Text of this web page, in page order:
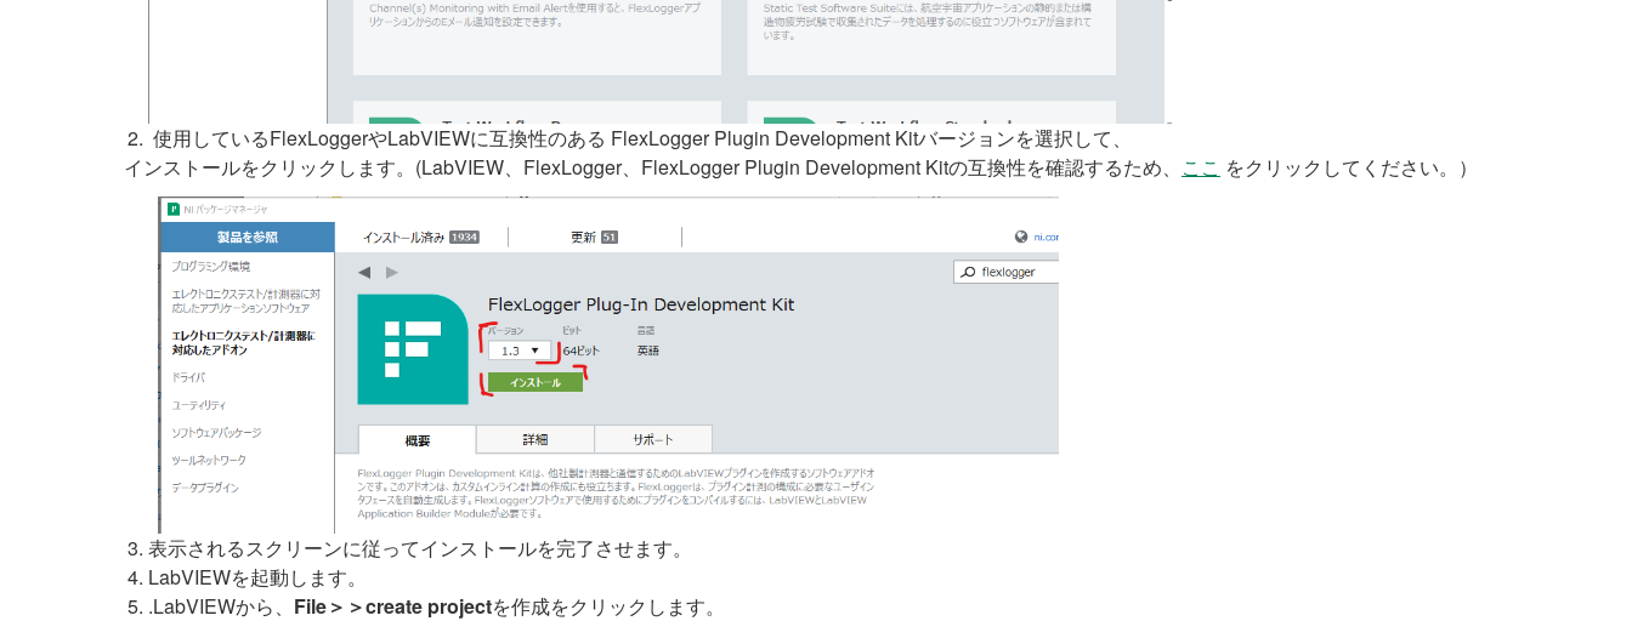
使用しているFlexLoggerやLabVIEWに互換性のある FlexLogger Plugin Development Kitバージョンを選択して、
インストールをクリックします。(LabVIEW、FlexLogger、FlexLogger Plugin Development Kitの互換性を確認するため、 ここ をクリックしてください。）
表示されるスクリーンに従ってインストールを完了させます。
LabVIEWを起動します。
.LabVIEWから、 File＞＞create projectを作成をクリックします。